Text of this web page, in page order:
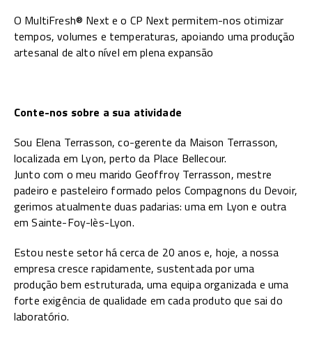
O MultiFresh® Next e o CP Next permitem-nos otimizar
tempos, volumes e temperaturas, apoiando uma produção
artesanal de alto nível em plena expansão
Conte-nos sobre a sua atividade
Sou Elena Terrasson, co-gerente da Maison Terrasson,
localizada em Lyon, perto da Place Bellecour.
Junto com o meu marido Geoffroy Terrasson, mestre
padeiro e pasteleiro formado pelos Compagnons du Devoir,
gerimos atualmente duas padarias: uma em Lyon e outra
em Sainte-Foy-lès-Lyon.
Estou neste setor há cerca de 20 anos e, hoje, a nossa
empresa cresce rapidamente, sustentada por uma
produção bem estruturada, uma equipa organizada e uma
forte exigência de qualidade em cada produto que sai do
laboratório.